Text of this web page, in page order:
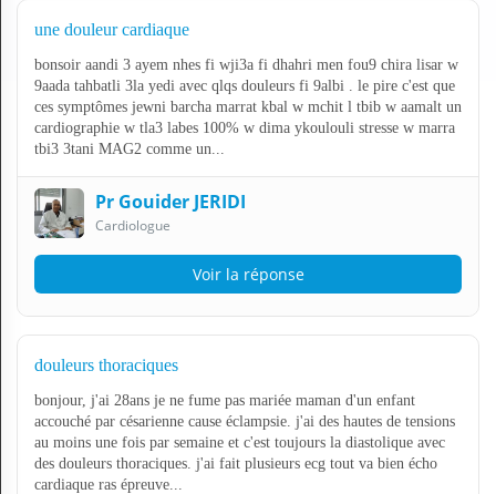
une douleur cardiaque
bonsoir aandi 3 ayem nhes fi wji3a fi dhahri men fou9 chira lisar w
9aada tahbatli 3la yedi avec qlqs douleurs fi 9albi . le pire c'est que
ces symptômes jewni barcha marrat kbal w mchit l tbib w aamalt un
cardiographie w tla3 labes 100% w dima ykoulouli stresse w marra
tbi3 3tani MAG2 comme un...
Pr Gouider JERIDI
Cardiologue
Voir la réponse
douleurs thoraciques
bonjour, j'ai 28ans je ne fume pas mariée maman d'un enfant
accouché par césarienne cause éclampsie. j'ai des hautes de tensions
au moins une fois par semaine et c'est toujours la diastolique avec
des douleurs thoraciques. j'ai fait plusieurs ecg tout va bien écho
cardiaque ras épreuve...